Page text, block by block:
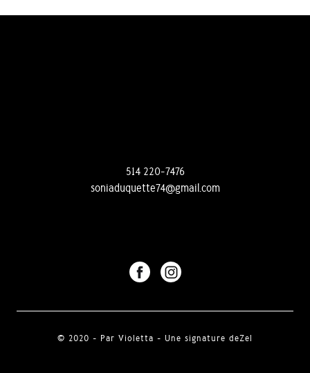
514 220-7476
soniaduquette74@gmail.com
© 2020 - Par Violetta - Une signature deZel